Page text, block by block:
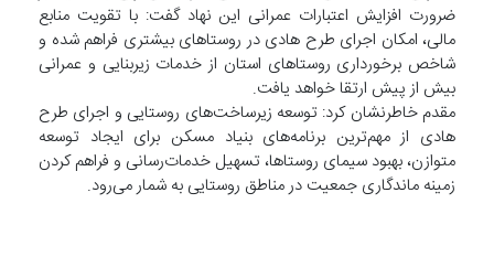
ضرورت افزایش اعتبارات عمرانی این نهاد گفت: با تقویت منابع
مالی، امکان اجرای طرح هادی در روستاهای بیشتری فراهم شده و
شاخص برخورداری روستاهای استان از خدمات زیربنایی و عمرانی
بیش از پیش ارتقا خواهد یافت.
مقدم خاطرنشان کرد: توسعه زیرساخت‌های روستایی و اجرای طرح
هادی از مهم‌ترین برنامه‌های بنیاد مسکن برای ایجاد توسعه
متوازن، بهبود سیمای روستاها، تسهیل خدمات‌رسانی و فراهم کردن
زمینه ماندگاری جمعیت در مناطق روستایی به شمار می‌رود.